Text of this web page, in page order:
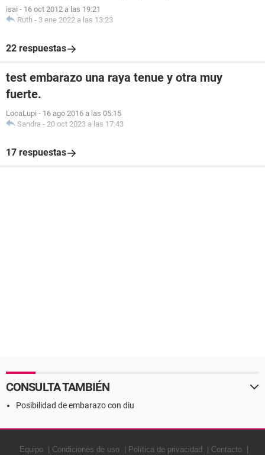
isai - 16 oct 2012 a las 19:21
Ruth - 3 ene 2022 a las 13:23
22 respuestas
test embarazo una raya tenue y otra muy
fuerte.
LocaLupi - 16 ago 2016 a las 05:15
Sandra - 20 oct 2023 a las 17:43
17 respuestas
CONSULTA TAMBIÉN
Posibilidad de embarazo con diu
Equipo Condiciones de uso Política de privacidad Contacto